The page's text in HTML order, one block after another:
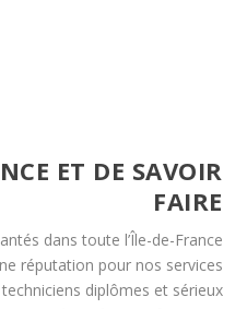
ET DE SAVOIR
FAIRE
dans toute l’Île-de-France
réputation pour nos services
diplômes et sérieux